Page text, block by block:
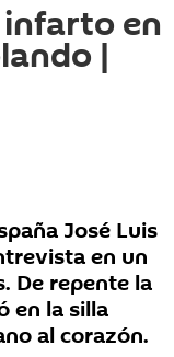
en
|
José Luis
en un
De repente la
en la silla
al corazón.